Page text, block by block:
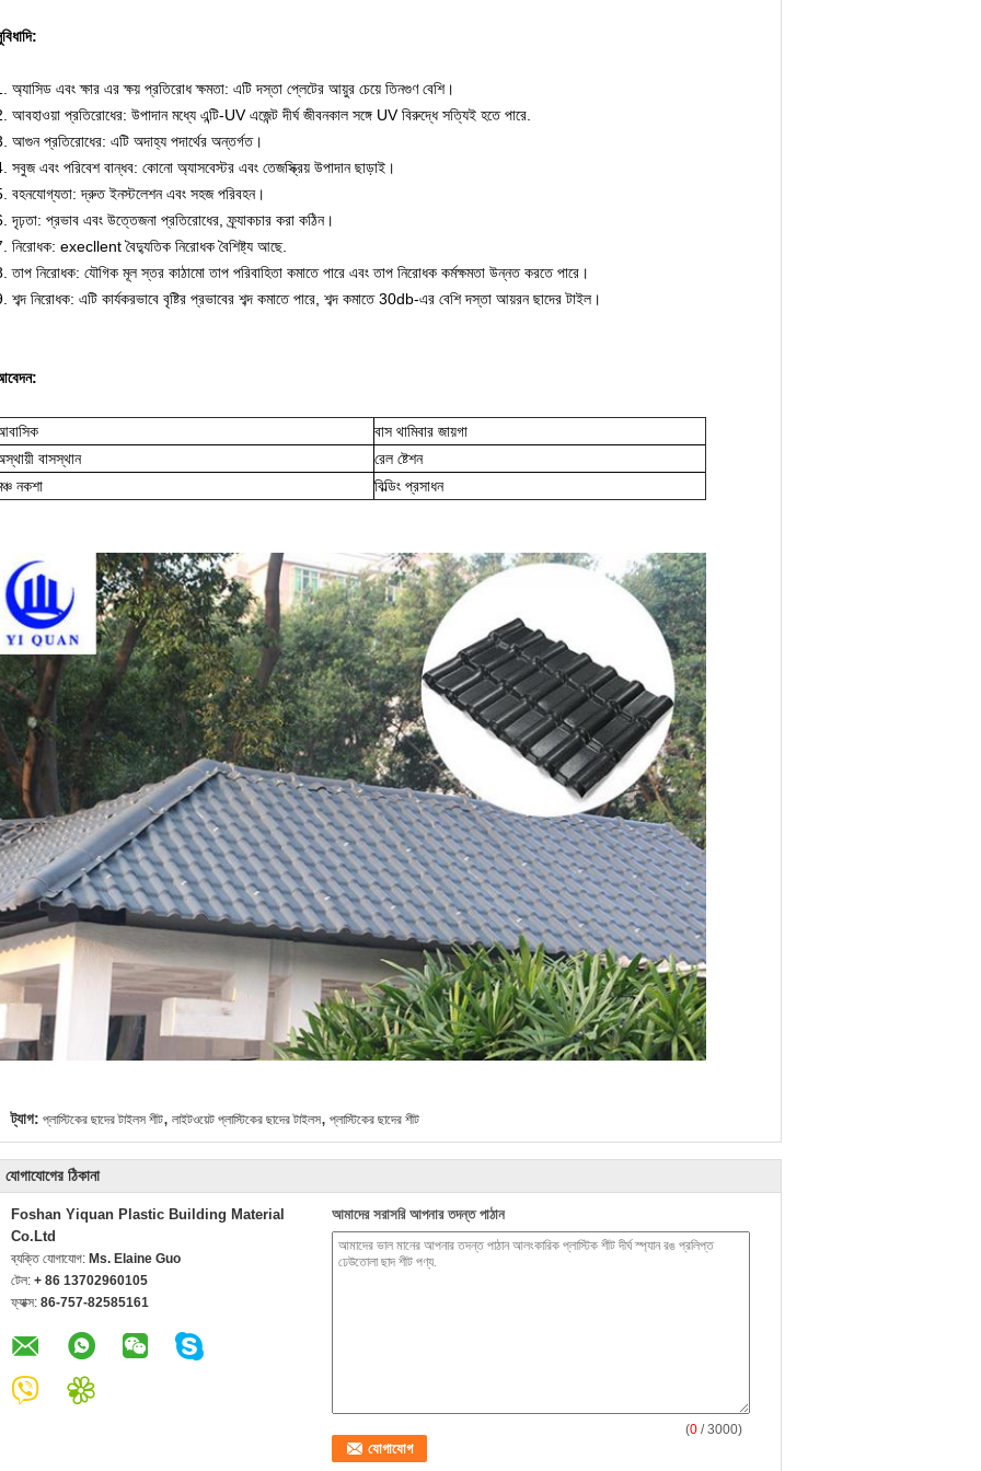
অ্যাসিড এবং ক্ষার এর ক্ষয় প্রতিরোধ ক্ষমতা: এটি দস্তা প্লেটের আয়ুর চেয়ে তিনগুণ বেশি।
আবহাওয়া প্রতিরোধের: উপাদান মধ্যে এন্টি-UV এজেন্ট দীর্ঘ জীবনকাল সঙ্গে UV বিরুদ্ধে সত্যিই হতে পারে.
আগুন প্রতিরোধের: এটি অদাহ্য পদার্থের অন্তর্গত।
সবুজ এবং পরিবেশ বান্ধব: কোনো অ্যাসবেস্টর এবং তেজস্ক্রিয় উপাদান ছাড়াই।
বহনযোগ্যতা: দ্রুত ইনস্টলেশন এবং সহজ পরিবহন।
দৃঢ়তা: প্রভাব এবং উত্তেজনা প্রতিরোধের, ফ্র্যাকচার করা কঠিন।
নিরোধক: execllent বৈদ্যুতিক নিরোধক বৈশিষ্ট্য আছে.
তাপ নিরোধক: যৌগিক মূল স্তর কাঠামো তাপ পরিবাহিতা কমাতে পারে এবং তাপ নিরোধক কর্মক্ষমতা উন্নত করতে পারে।
শব্দ নিরোধক: এটি কার্যকরভাবে বৃষ্টির প্রভাবের শব্দ কমাতে পারে, শব্দ কমাতে 30db-এর বেশি দস্তা আয়রন ছাদের টাইল।
বাস থামিবার জায়গা
বাসস্থান
রেল ষ্টেশন
নকশা
বিল্ডিং প্রসাধন
ট্যাগ: প্লাস্টিকের ছাদের টাইলস শীট, লাইটওয়েট প্লাস্টিকের ছাদের টাইলস, প্লাস্টিকের ছাদের শীট
যোগাযোগের ঠিকানা
Foshan Yiquan Plastic Building Material
Co.Ltd
ব্যক্তি যোগাযোগ: Ms. Elaine Guo
টেল: + 86 13702960105
ফ্যাক্স: 86-757-82585161
আমাদের সরাসরি আপনার তদন্ত পাঠান
(0 / 3000)